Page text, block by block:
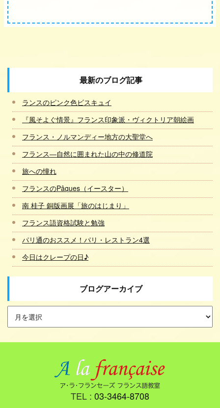
最新のブログ記事
ランスのピンク色ビスキュイ
『風そよぐ情景』フランス印象派・ヴィクトリア朝絵画
フランス・ノルマンディー地方の大聖堂へ
フランス―自然に囲まれた山の中の修道院
旅への憧れ
フランスのPâques（イースター）
南 桂子 銅版画展「旅のはじまり」
フランス語資格試験と勉強
パリ通のおススメ！パリ・レストラン4選
今日はクレープの日♪
ブログアーカイブ
TEL : 03-3464-8708